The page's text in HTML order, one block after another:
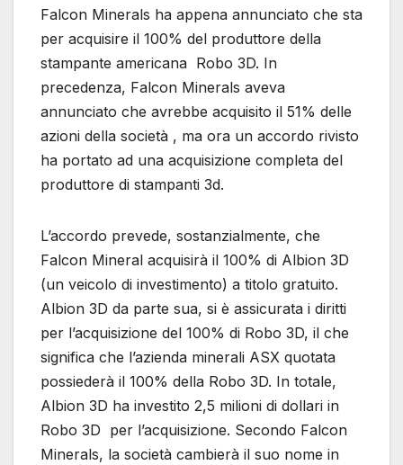
Falcon Minerals ha appena annunciato che sta
per acquisire il 100% del produttore della
stampante americana Robo 3D. In
precedenza, Falcon Minerals aveva
annunciato che avrebbe acquisito il 51% delle
azioni della società , ma ora un accordo rivisto
ha portato ad una acquisizione completa del
produttore di stampanti 3d.
L’accordo prevede, sostanzialmente, che
Falcon Mineral acquisirà il 100% di Albion 3D
(un veicolo di investimento) a titolo gratuito.
Albion 3D da parte sua, si è assicurata i diritti
per l’acquisizione del 100% di Robo 3D, il che
significa che l’azienda minerali ASX quotata
possiederà il 100% della Robo 3D. In totale,
Albion 3D ha investito 2,5 milioni di dollari in
Robo 3D per l’acquisizione. Secondo Falcon
Minerals, la società cambierà il suo nome in